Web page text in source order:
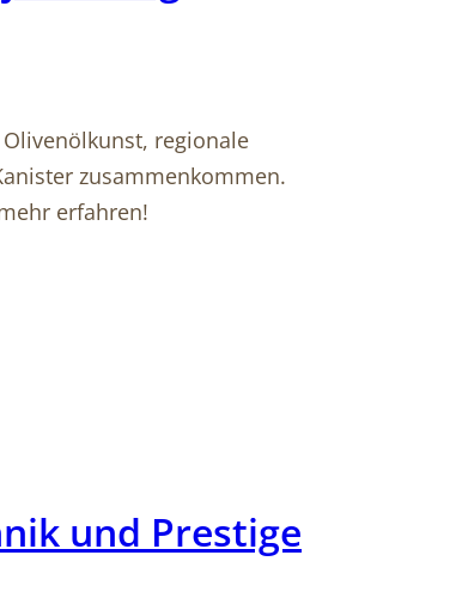
regionale
zusammenkommen.
erfahren!
und Prestige